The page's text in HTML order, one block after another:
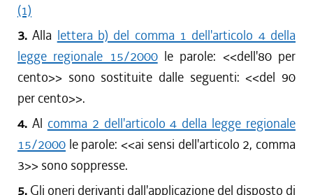
(1)
3.Alla lettera b) del comma 1 dell'articolo 4 della
legge regionale 15/2000le parole: <<dell'80 per
cento>> sono sostituite dalle seguenti: <<del 90
per cento>>.
4. Al comma 2 dell'articolo 4 della legge regionale
15/2000 le parole: <<ai sensi dell'articolo 2, comma
3>> sono soppresse.
5. Gli oneri derivanti dall'applicazione del disposto di